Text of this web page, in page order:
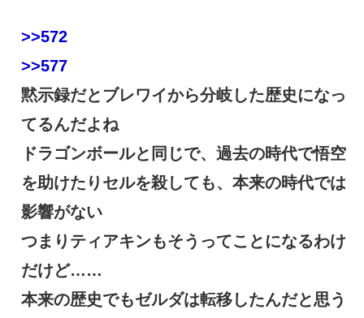
>>572
>>577
黙示録だとブレワイから分岐した歴史になっ
てるんだよね
ドラゴンボールと同じで、過去の時代で悟空
を助けたりセルを殺しても、本来の時代では
影響がない
つまりティアキンもそうってことになるわけ
だけど……
本来の歴史でもゼルダは転移したんだと思う